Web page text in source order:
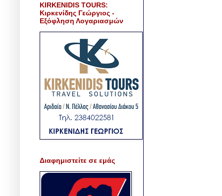
KIRKENIDIS TOURS:
Κιρκενίδης Γεώργιος -
Εξόφληση Λογαριασμών
Διαφημιστείτε σε εμάς